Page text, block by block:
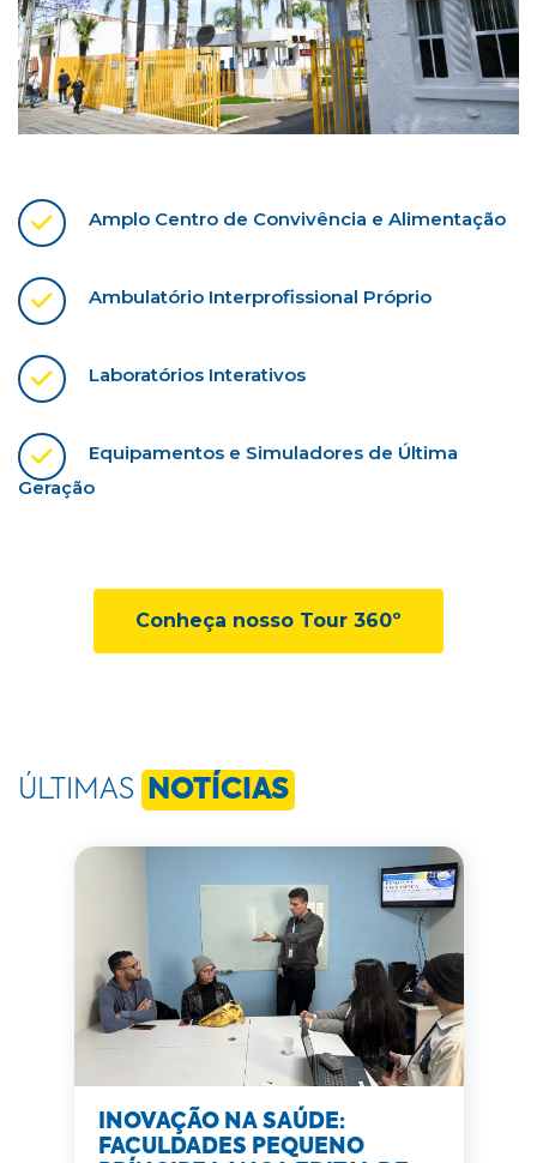
Amplo Centro de Convivência e Alimentação
Ambulatório Interprofissional Próprio
Laboratórios Interativos
Equipamentos e Simuladores de Última
Geração
Conheça nosso Tour 360º
ÚLTIMAS NOTÍCIAS
INOVAÇÃO NA SAÚDE:
FACULDADES PEQUENO